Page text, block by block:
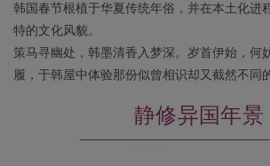
韩国春节根植于华夏传统年俗，并在本土化进
特的文化风貌。
策马寻幽处，韩墨清香入梦深。岁首伊始，何
履，于韩屋中体验那份似曾相识却又截然不同
静修异国年景